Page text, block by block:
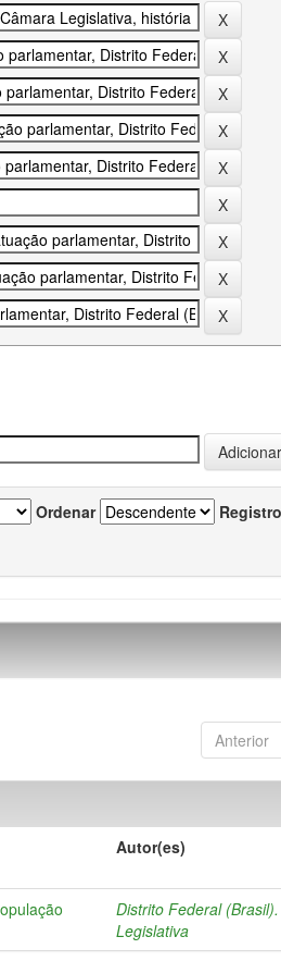
Ordenar
Anterior
Autor(es)
Distrito Federal
Legislativa